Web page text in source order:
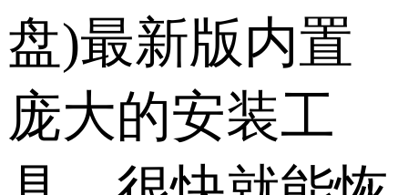
盘)最新版内置
庞大的安装工